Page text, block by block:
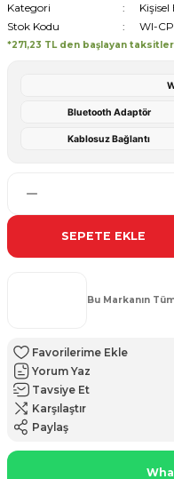
Kategori
Stok Kodu
WI-
*271,23 TL den başlayan
Bluetooth Adaptör
Kablosuz Bağlantı
SEPETE EKLE
Bu Markanın
Yorum Yaz
Tavsiye Et
Karşılaştır
Paylaş